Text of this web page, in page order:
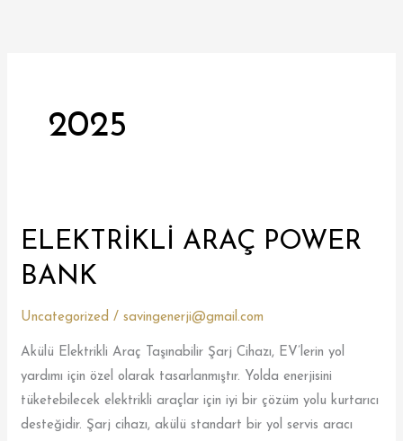
2025
ELEKTRİKLİ ARAÇ POWER
BANK
Uncategorized /savingenerji@gmail.com
Akülü Elektrikli Araç Taşınabilir Şarj Cihazı, EV’lerin yol
yardımı için özel olarak tasarlanmıştır. Yolda enerjisini
tüketebilecek elektrikli araçlar için iyi bir çözüm yolu kurtarıcı
desteğidir. Şarj cihazı, akülü standart bir yol servis aracı
ELEKTRİKLİ
POWER
BANK